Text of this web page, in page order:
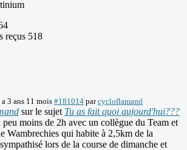
reçus 518
3 ans 11 mois #181014 parcycloflamand
sur le sujet Tu as fait quoi aujourd'hui???
moins de 2h avec un collègue du Team et
Wambrechies qui habite à 2,5km de la
lors de la course de dimanche et